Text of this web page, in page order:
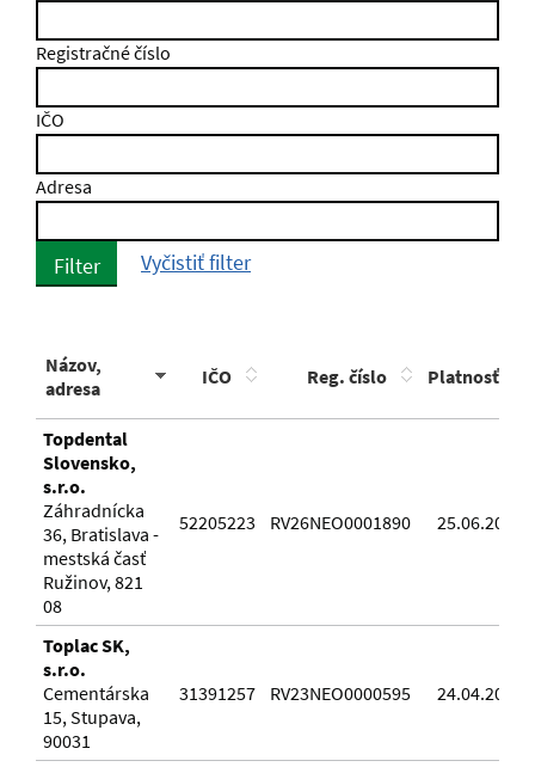
Registračné číslo
IČO
Adresa
Filter Vyčistiť filter
Názov,
adresa
IČO Reg. číslo Platnosť
Topdental
Slovensko,
s.r.o.
Záhradnícka
36, Bratislava -
mestská časť
Ružinov, 821
08
52205223 RV26NEO0001890 25.06.2026
Toplac SK,
s.r.o.
Cementárska
15, Stupava,
90031
31391257 RV23NEO0000595 24.04.2023